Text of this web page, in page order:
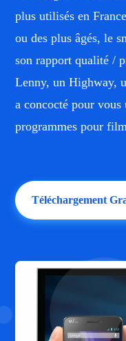
plus utilisés en
ou des plus âgés, le
son rapport qualité /
Lenny, un Highway,
a concocté pour
programmes pour
Téléchargement